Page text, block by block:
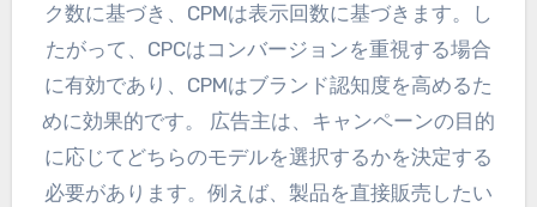
ク数に基づき、CPMは表示回数に基づきます。し
たがって、CPCはコンバージョンを重視する場合
に有効であり、CPMはブランド認知度を高めるた
めに効果的です。 広告主は、キャンペーンの目的
に応じてどちらのモデルを選択するかを決定する
必要があります。例えば、製品を直接販売したい